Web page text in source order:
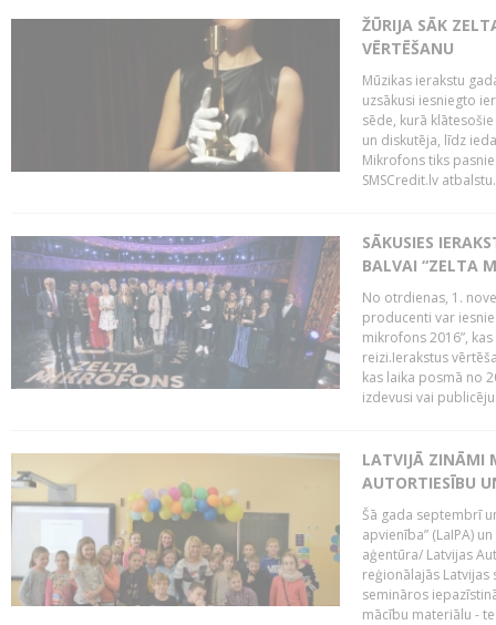
ŽŪRIJA SĀK
VĒRTĒŠANU
Mūzikas ierakstu
uzsākusi iesniegto
sēde, kurā
un diskutēja, līdz
Mikrofons tiks
SMSCredit.lv
SĀKUSIES
BALVAI “ZELTA
No otrdienas, 1.
producenti var
mikrofons 2016”,
reizi.Ierakstus
kas laika posmā no
izdevusi vai
LATVIJĀ ZINĀMI
AUTORTIESĪBU
Šā gada septembrī
apvienība” (LaIPA)
aģentūra/ Latvijas
reģionālajās
semināros
mācību materiālu -